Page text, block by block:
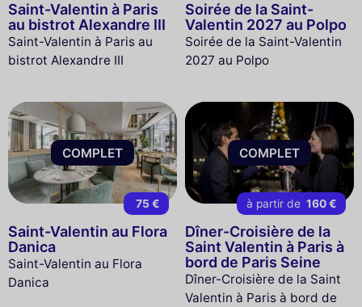
Saint-Valentin à Paris
au bistrot Alexandre III
Saint-Valentin à Paris au
bistrot Alexandre III
Soirée de la Saint-
Valentin 2027 au Polpo
Soirée de la Saint-Valentin
2027 au Polpo
COMPLET
75 €
Saint-Valentin au Flora
Danica
Saint-Valentin au Flora
Danica
COMPLET
à partir de 160 €
Dîner-Croisière de la
Saint Valentin à Paris à
bord de Paris Seine
Dîner-Croisière de la Saint
Valentin à Paris à bord de